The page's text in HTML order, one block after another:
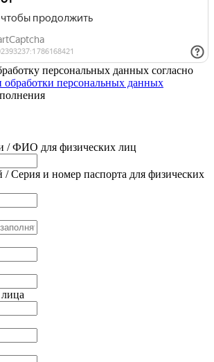
персональных данных согласно
персональных данных
/ ФИО для физических лиц
Серия и номер паспорта для физических